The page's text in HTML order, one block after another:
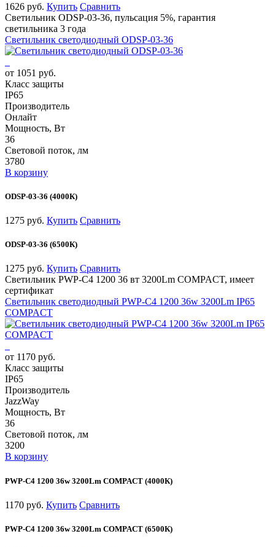
1626 руб. Купить Сравнить
Светильник ODSP-03-36, пульсация 5%, гарантия
светильника 3 года
Светильник светодиодный ODSP-03-36
от 1051 руб.
Класс защиты
IP65
Производитель
Онлайт
Мощность, Вт
36
Световой поток, лм
3780
В корзину
ODSP-03-36 (4000К)
1275 руб. Купить Сравнить
ODSP-03-36 (6500К)
1275 руб. Купить Сравнить
Светильник PWP-С4 1200 36 вт 3200Lm COMPACT, имеет
сертификат
Светильник светодиодный PWP-С4 1200 36w 3200Lm IP65
COMPACT
от 1170 руб.
Класс защиты
IP65
Производитель
JazzWay
Мощность, Вт
36
Световой поток, лм
3200
В корзину
PWP-С4 1200 36w 3200Lm COMPACT (4000К)
1170 руб. Купить Сравнить
PWP-С4 1200 36w 3200Lm COMPACT (6500К)